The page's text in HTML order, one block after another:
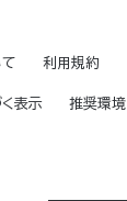
利用規約
表示 推奨環境